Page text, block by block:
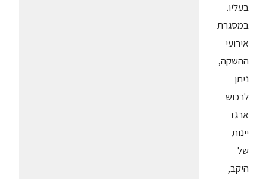
בעליו.
במסגרת
אירועי
ההשקה,
ניתן
לרכוש
ארגז
יינות
של
היקב,